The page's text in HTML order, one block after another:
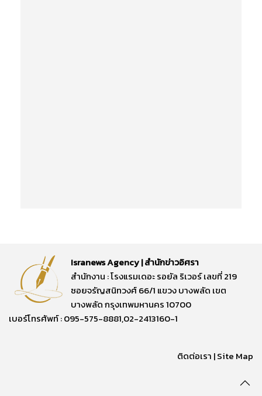
Isranews Agency | สำนักข่าวอิศรา
สำนักงาน : โรงแรมเดอะ รอยัล ริเวอร์ เลขที่ 219
ซอยจรัญสนิทวงศ์ 66/1 แขวง บางพลัด เขต
บางพลัด กรุงเทพมหานคร 10700
เบอร์โทรศัพท์ : 095-575-8881,02-2413160-1
ติดต่อเรา |Site Map